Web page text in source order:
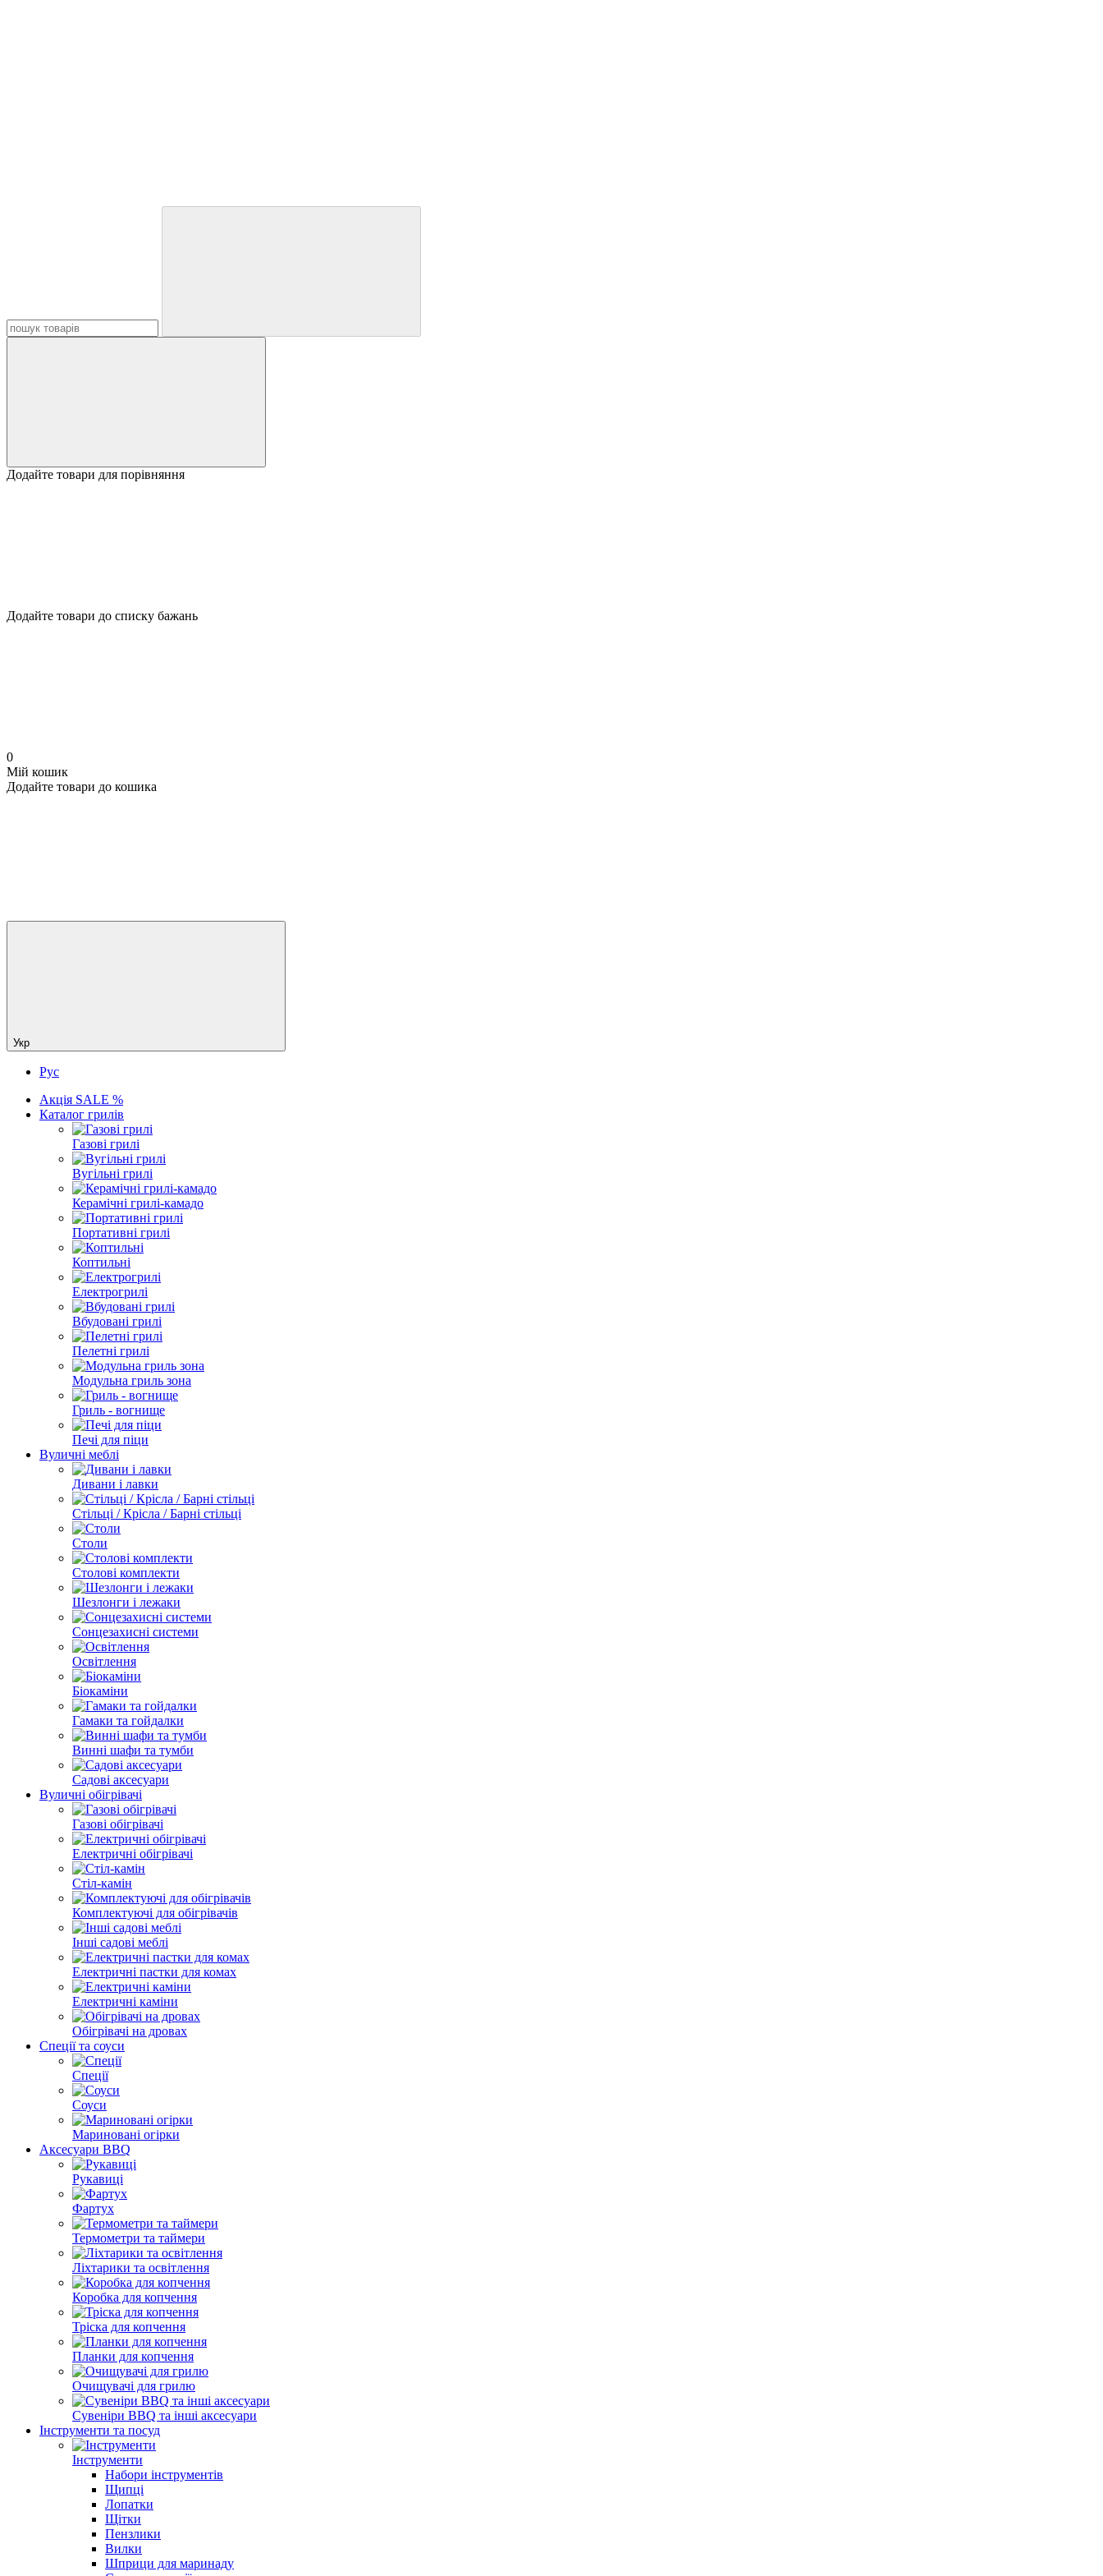
Додайте товари для порівняння
Додайте товари до списку бажань
0
Мій кошик
Додайте товари до кошика
Укр
Рус
Акція SALE %
Каталог грилів
Газові грилі
Вугільні грилі
Керамічні грилі-камадо
Портативні грилі
Коптильні
Електрогрилі
Вбудовані грилі
Пелетні грилі
Модульна гриль зона
Гриль - вогнище
Печі для піци
Вуличні меблі
Дивани і лавки
Стільці / Крісла / Барні стільці
Столи
Столові комплекти
Шезлонги і лежаки
Сонцезахисні системи
Освітлення
Біокаміни
Гамаки та гойдалки
Винні шафи та тумби
Садові аксесуари
Вуличні обігрівачі
Газові обігрівачі
Електричні обігрівачі
Стіл-камін
Комплектуючі для обігрівачів
Інші садові меблі
Електричні пастки для комах
Електричні каміни
Обігрівачі на дровах
Спеції та соуси
Спеції
Соуси
Мариновані огірки
Аксесуари BBQ
Рукавиці
Фартух
Термометри та таймери
Ліхтарики та освітлення
Коробка для копчення
Тріска для копчення
Планки для копчення
Очищувачі для грилю
Сувеніри BBQ та інші аксесуари
Інструменти та посуд
Інструменти
Набори інструментів
Щипці
Лопатки
Щітки
Пензлики
Вилки
Шприци для маринаду